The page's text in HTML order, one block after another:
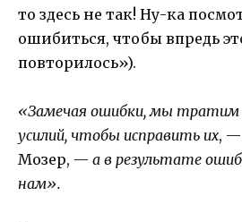
то здесь не так! Ну-ка
ошибиться, чтобы впредь
повторилось»).
«Замечая ошибки, мы тратим
усилий, чтобы исправить их, —
Мозер, — а в результате
нам».